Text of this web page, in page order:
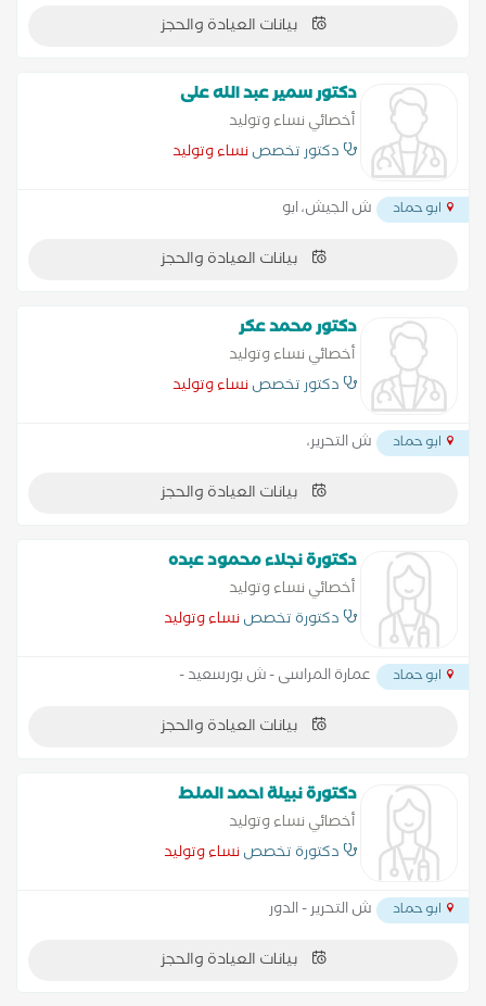
بيانات العيادة والحجز
دكتور سمير عبد الله على
أخصائي نساء وتوليد
دكتور تخصصنساء وتوليد
ابو حماد ش الجيش، ابو
بيانات العيادة والحجز
دكتور محمد عكر
أخصائي نساء وتوليد
دكتور تخصصنساء وتوليد
ابو حماد ش التحرير،
بيانات العيادة والحجز
دكتورة نجلاء محمود عبده
أخصائي نساء وتوليد
دكتورة تخصصنساء وتوليد
ابو حماد عمارة المراسى - ش بورسعيد -
بيانات العيادة والحجز
دكتورة نبيلة احمد الملط
أخصائي نساء وتوليد
دكتورة تخصصنساء وتوليد
ابو حماد ش التحرير - الدور
بيانات العيادة والحجز